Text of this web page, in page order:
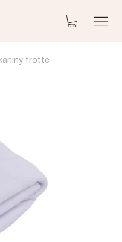
frotte